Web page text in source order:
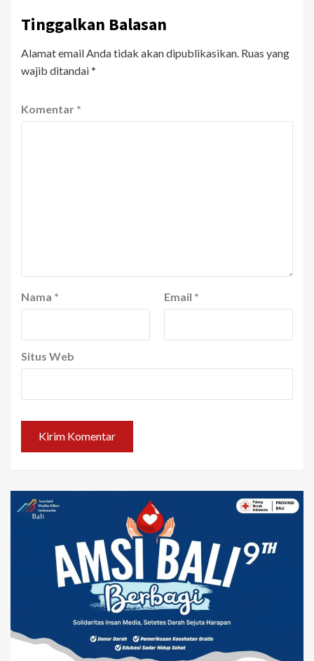
Tinggalkan Balasan
Alamat email Anda tidak akan dipublikasikan. Ruas yang
wajib ditandai*
Komentar *
Nama * Email *
Situs Web